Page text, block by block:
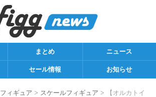
まとめ ニュース
セール情報 お知らせ
フィギュア > スケールフィギュア > 【オルカトイ